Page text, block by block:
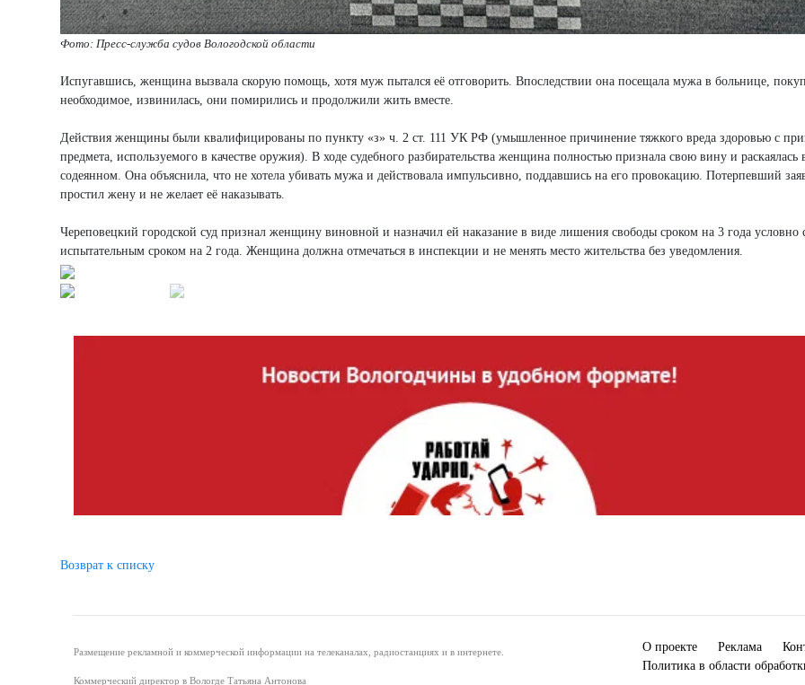
Фото: Пресс-служба судов Вологодской области
Испугавшись, женщина вызвала скорую помощь, хотя муж пытался её отговорить. Впоследствии она посещала мужа в больнице,
необходимое, извинилась, они помирились и продолжили жить вместе.
Действия женщины были квалифицированы по пункту «з» ч. 2 ст. 111 УК РФ (умышленное причинение тяжкого вреда здоровью с
предмета, используемого в качестве оружия). В ходе судебного разбирательства женщина полностью признала свою вину и раскаялась
содеянном. Она объяснила, что не хотела убивать мужа и действовала импульсивно, поддавшись на его провокацию. Потерпевший
простил жену и не желает её наказывать.
Череповецкий городской суд признал женщину виновной и назначил ей наказание в виде лишения свободы сроком на 3 года условно
испытательным сроком на 2 года. Женщина должна отмечаться в инспекции и не менять место жительства без уведомления.
Возврат к списку
Размещение рекламной и коммерческой информации на телеканалах, радиостанциях и в интернете.
Коммерческий директор в Вологде Татьяна Антонова
О проекте Реклама
Политика в области